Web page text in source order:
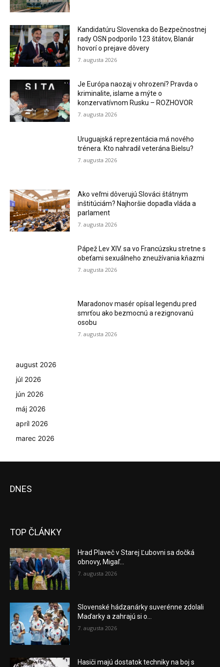
Kandidatúru Slovenska do Bezpečnostnej
rady OSN podporilo 123 štátov, Blanár
hovorí o prejave dôvery
7. augusta 2026
Je Európa naozaj v ohrození? Pravda o
kriminalite, islame a mýte o
konzervatívnom Rusku – ROZHOVOR
7. augusta 2026
Uruguajská reprezentácia má nového
trénera. Kto nahradil veterána Bielsu?
7. augusta 2026
Ako veľmi dôverujú Slováci štátnym
inštitúciám? Najhoršie dopadla vláda a
parlament
7. augusta 2026
Pápež Lev XIV. sa vo Francúzsku stretne s
obeťami sexuálneho zneužívania kňazmi
7. augusta 2026
Maradonov masér opísal legendu pred
smrťou ako bezmocnú a rezignovanú
osobu
7. augusta 2026
august 2026
júl 2026
jún 2026
máj 2026
apríl 2026
marec 2026
DNES
TOP ČLÁNKY
Hrad Plaveč v Starej Ľubovni sa dočká
obnovy, Migaľ...
7. augusta 2026
Slovenské hádzanárky suverénne zdolali
Maďarky a zahrajú si o...
7. augusta 2026
Hasiči majú dostatok techniky na boj s